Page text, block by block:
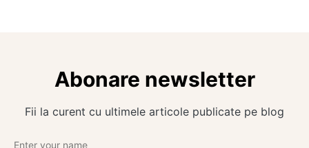
Abonare newsletter
Fii la curent cu ultimele articole publicate pe blog